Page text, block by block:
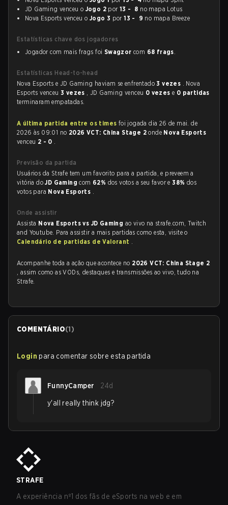
JD Gaming venceu o Jogo 2 por13 - 8 no mapa Lotus
Nova Esports venceu o Jogo 3 por13 - 9 no mapa Breeze
Estatísticas chave dos jogadores
Jogador com mais frags foi Swagzor com 68 frags.
Estatísticas Head-to-head
Nova Esports e JD Gaming haviam se enfrentado3 vezes . Nova
Esports venceu3 vezes , JD Gaming venceu 0 vezese 0 partidas
terminaram empatadas.
A última partida entre os times foi jogada dia 26 de mai. de
2026 às 09:01 no 2026 VCT: China Stage 2onde Nova Esports
venceu 2 - 0 .
Previsão da partida
Usuários da Strafe tem um favorito para a partida, e preveem a
vitória doJD Gamingcom 62% dos votos a seu favor e38% dos
votos para Nova Esports .
Onde assistir
Assista Nova Esports vs JD Gaming ao vivo na strafe.com, Twitch
and Youtube. Para assistir a mais partidas como esta, visite o
Calendário de partidas de Valorant .
Acompanhe toda a ação que acontece no 2026 VCT: China Stage 2
, assim como as VODs, destaques e transmissões ao vivo, tudo na
Strafe.
COMENTÁRIO(1)
Login para comentar sobre esta partida
FunnyCamper 24d
y'all really think jdg?
STRAFE
A experiência nº1 dos fãs de eSports na web e em